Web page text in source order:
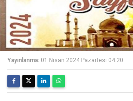
Yayınlanma: 01 Nisan 2024 Pazartesi 04:20